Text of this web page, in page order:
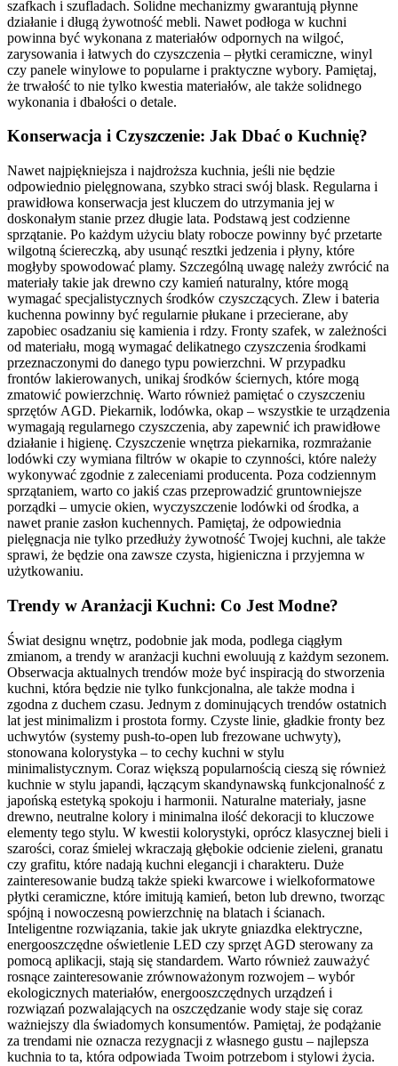
szafkach i szufladach. Solidne mechanizmy gwarantują płynne
działanie i długą żywotność mebli. Nawet podłoga w kuchni
powinna być wykonana z materiałów odpornych na wilgoć,
zarysowania i łatwych do czyszczenia – płytki ceramiczne, winyl
czy panele winylowe to popularne i praktyczne wybory. Pamiętaj,
że trwałość to nie tylko kwestia materiałów, ale także solidnego
wykonania i dbałości o detale.
Konserwacja i Czyszczenie: Jak Dbać o Kuchnię?
Nawet najpiękniejsza i najdroższa kuchnia, jeśli nie będzie
odpowiednio pielęgnowana, szybko straci swój blask. Regularna i
prawidłowa konserwacja jest kluczem do utrzymania jej w
doskonałym stanie przez długie lata. Podstawą jest codzienne
sprzątanie. Po każdym użyciu blaty robocze powinny być przetarte
wilgotną ściereczką, aby usunąć resztki jedzenia i płyny, które
mogłyby spowodować plamy. Szczególną uwagę należy zwrócić na
materiały takie jak drewno czy kamień naturalny, które mogą
wymagać specjalistycznych środków czyszczących. Zlew i bateria
kuchenna powinny być regularnie płukane i przecierane, aby
zapobiec osadzaniu się kamienia i rdzy. Fronty szafek, w zależności
od materiału, mogą wymagać delikatnego czyszczenia środkami
przeznaczonymi do danego typu powierzchni. W przypadku
frontów lakierowanych, unikaj środków ściernych, które mogą
zmatowić powierzchnię. Warto również pamiętać o czyszczeniu
sprzętów AGD. Piekarnik, lodówka, okap – wszystkie te urządzenia
wymagają regularnego czyszczenia, aby zapewnić ich prawidłowe
działanie i higienę. Czyszczenie wnętrza piekarnika, rozmrażanie
lodówki czy wymiana filtrów w okapie to czynności, które należy
wykonywać zgodnie z zaleceniami producenta. Poza codziennym
sprzątaniem, warto co jakiś czas przeprowadzić gruntowniejsze
porządki – umycie okien, wyczyszczenie lodówki od środka, a
nawet pranie zasłon kuchennych. Pamiętaj, że odpowiednia
pielęgnacja nie tylko przedłuży żywotność Twojej kuchni, ale także
sprawi, że będzie ona zawsze czysta, higieniczna i przyjemna w
użytkowaniu.
Trendy w Aranżacji Kuchni: Co Jest Modne?
Świat designu wnętrz, podobnie jak moda, podlega ciągłym
zmianom, a trendy w aranżacji kuchni ewoluują z każdym sezonem.
Obserwacja aktualnych trendów może być inspiracją do stworzenia
kuchni, która będzie nie tylko funkcjonalna, ale także modna i
zgodna z duchem czasu. Jednym z dominujących trendów ostatnich
lat jest minimalizm i prostota formy. Czyste linie, gładkie fronty bez
uchwytów (systemy push-to-open lub frezowane uchwyty),
stonowana kolorystyka – to cechy kuchni w stylu
minimalistycznym. Coraz większą popularnością cieszą się również
kuchnie w stylu japandi, łączącym skandynawską funkcjonalność z
japońską estetyką spokoju i harmonii. Naturalne materiały, jasne
drewno, neutralne kolory i minimalna ilość dekoracji to kluczowe
elementy tego stylu. W kwestii kolorystyki, oprócz klasycznej bieli i
szarości, coraz śmielej wkraczają głębokie odcienie zieleni, granatu
czy grafitu, które nadają kuchni elegancji i charakteru. Duże
zainteresowanie budzą także spieki kwarcowe i wielkoformatowe
płytki ceramiczne, które imitują kamień, beton lub drewno, tworząc
spójną i nowoczesną powierzchnię na blatach i ścianach.
Inteligentne rozwiązania, takie jak ukryte gniazdka elektryczne,
energooszczędne oświetlenie LED czy sprzęt AGD sterowany za
pomocą aplikacji, stają się standardem. Warto również zauważyć
rosnące zainteresowanie zrównoważonym rozwojem – wybór
ekologicznych materiałów, energooszczędnych urządzeń i
rozwiązań pozwalających na oszczędzanie wody staje się coraz
ważniejszy dla świadomych konsumentów. Pamiętaj, że podążanie
za trendami nie oznacza rezygnacji z własnego gustu – najlepsza
kuchnia to ta, która odpowiada Twoim potrzebom i stylowi życia.